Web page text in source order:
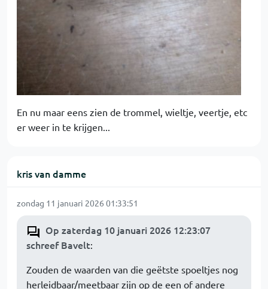
En nu maar eens zien de trommel, wieltje, veertje, etc
er weer in te krijgen...
kris van damme
zondag 11 januari 2026 01:33:51
Op zaterdag 10 januari 2026 12:23:07
schreef Bavelt:
Zouden de waarden van die geëtste spoeltjes nog
herleidbaar/meetbaar zijn op de een of andere